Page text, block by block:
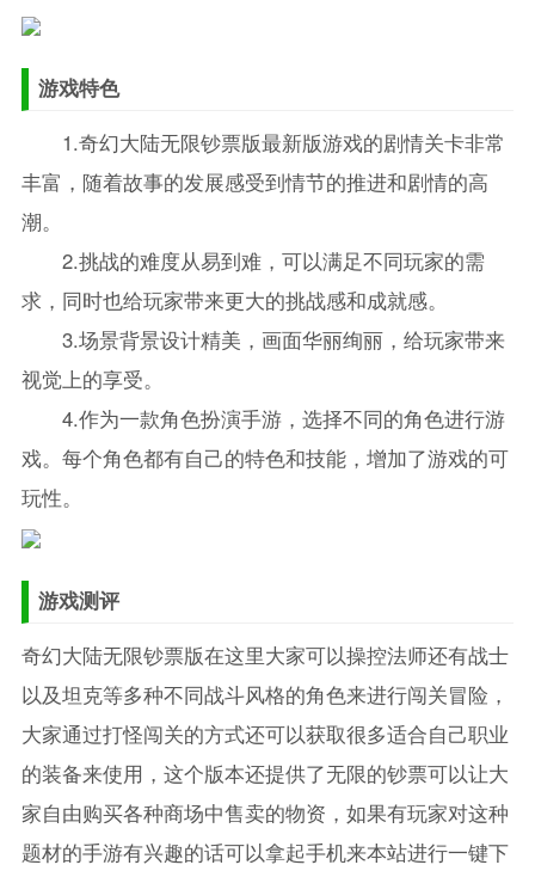
游戏特色
1.奇幻大陆无限钞票版最新版游戏的剧情关卡非常
丰富，随着故事的发展感受到情节的推进和剧情的高
潮。
2.挑战的难度从易到难，可以满足不同玩家的需
求，同时也给玩家带来更大的挑战感和成就感。
3.场景背景设计精美，画面华丽绚丽，给玩家带来
视觉上的享受。
4.作为一款角色扮演手游，选择不同的角色进行游
戏。每个角色都有自己的特色和技能，增加了游戏的可
玩性。
游戏测评
奇幻大陆无限钞票版在这里大家可以操控法师还有战士
以及坦克等多种不同战斗风格的角色来进行闯关冒险，
大家通过打怪闯关的方式还可以获取很多适合自己职业
的装备来使用，这个版本还提供了无限的钞票可以让大
家自由购买各种商场中售卖的物资，如果有玩家对这种
题材的手游有兴趣的话可以拿起手机来本站进行一键下